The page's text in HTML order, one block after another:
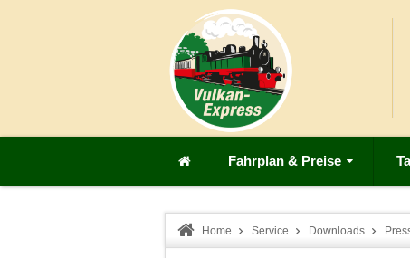
Fahrplan & Preise
Home Service Downloads